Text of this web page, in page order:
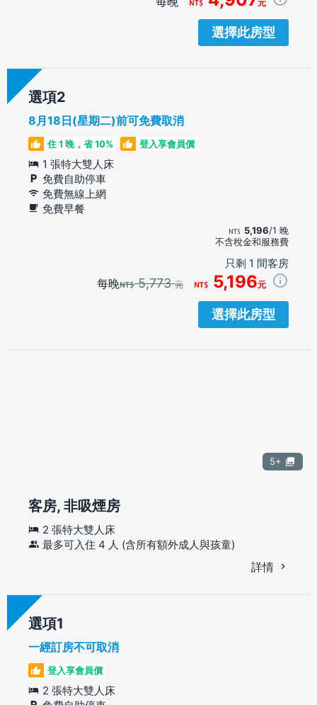
元
選擇此房型
選項
8月18日(星期二)前可免費取消
住 1 晚，省 10% 登入享會員價
1 張特大雙人床
免費自助停車
免費無線上網
免費早餐
5,196/1 晚
不含稅金和服務費
只剩 1 間客房
每晚 5,773元 5,196元
選擇此房型
5+
客房, 非吸煙房
2 張特大雙人床
最多可入住 4 人 (含所有額外成人與孩童)
詳情
選項
一經訂房不可取消
登入享會員價
2 張特大雙人床